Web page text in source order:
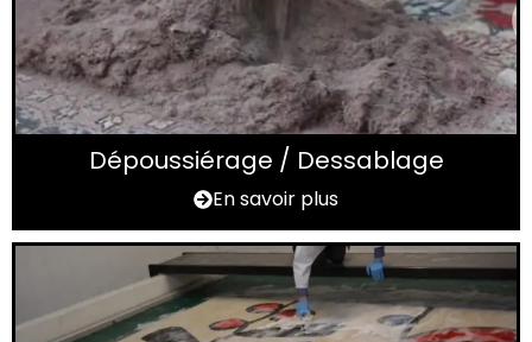
Dépoussiérage / Dessablage
En savoir plus